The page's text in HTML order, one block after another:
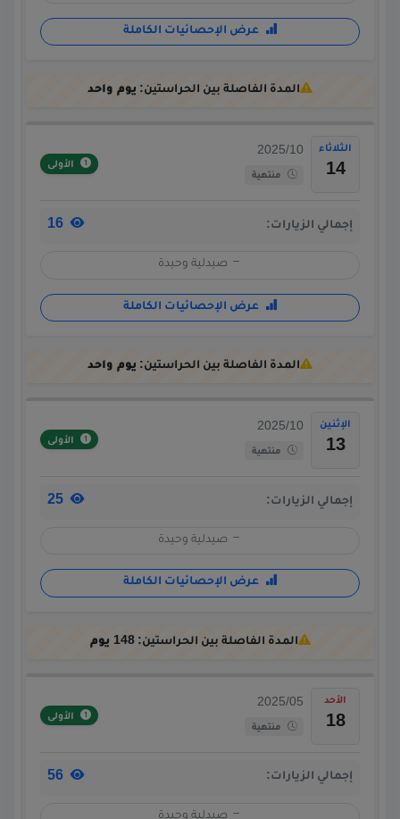
عرض الإحصائيات الكاملة
المدة الفاصلة بين الحراستين: يوم واحد
الثلاثاء
14
2025/10
منتهية
الأولى
إجمالي الزيارات:
صيدلية وحيدة
عرض الإحصائيات الكاملة
المدة الفاصلة بين الحراستين: يوم واحد
الإثنين
13
2025/10
منتهية
الأولى
إجمالي الزيارات:
صيدلية وحيدة
عرض الإحصائيات الكاملة
المدة الفاصلة بين الحراستين:148 يوم
الأحد
18
2025/05
منتهية
الأولى
إجمالي الزيارات:
صيدلية وحيدة